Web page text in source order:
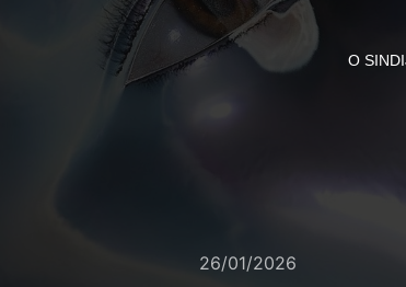
O
26/01/2026